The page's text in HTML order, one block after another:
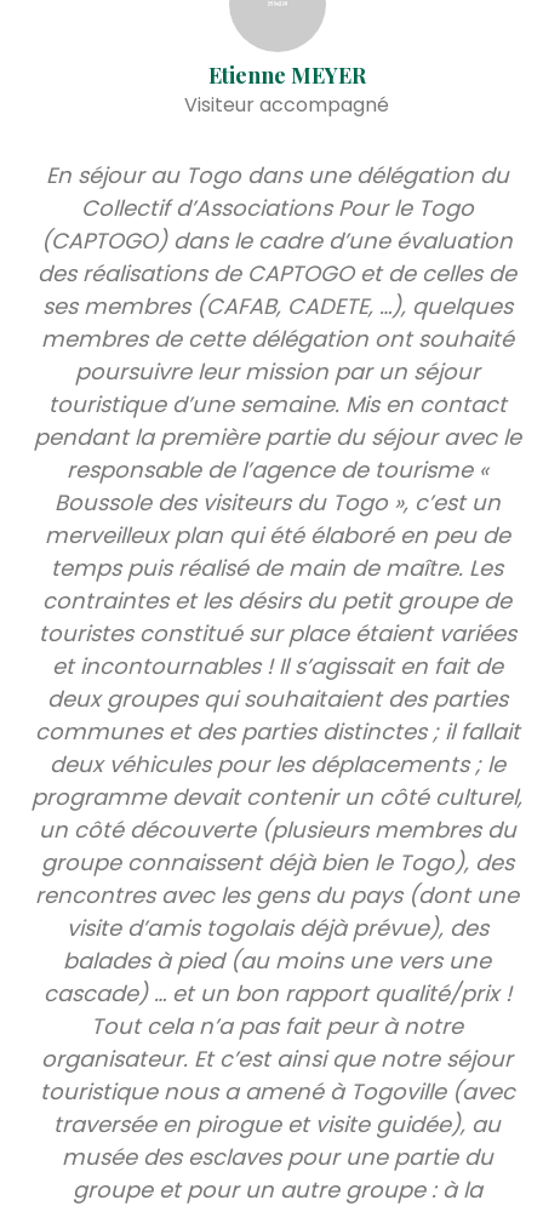
Etienne MEYER
Visiteur accompagné
En séjour au Togo dans une délégation du
Collectif d’Associations Pour le Togo
(CAPTOGO) dans le cadre d’une évaluation
des réalisations de CAPTOGO et de celles de
ses membres (CAFAB, CADETE, …), quelques
membres de cette délégation ont souhaité
poursuivre leur mission par un séjour
touristique d’une semaine. Mis en contact
pendant la première partie du séjour avec le
responsable de l’agence de tourisme «
Boussole des visiteurs du Togo », c’est un
merveilleux plan qui été élaboré en peu de
temps puis réalisé de main de maître. Les
contraintes et les désirs du petit groupe de
touristes constitué sur place étaient variées
et incontournables ! Il s’agissait en fait de
deux groupes qui souhaitaient des parties
communes et des parties distinctes ; il fallait
deux véhicules pour les déplacements ; le
programme devait contenir un côté culturel,
un côté découverte (plusieurs membres du
groupe connaissent déjà bien le Togo), des
rencontres avec les gens du pays (dont une
visite d’amis togolais déjà prévue), des
balades à pied (au moins une vers une
cascade) … et un bon rapport qualité/prix !
Tout cela n’a pas fait peur à notre
organisateur. Et c’est ainsi que notre séjour
touristique nous a amené à Togoville (avec
traversée en pirogue et visite guidée), au
musée des esclaves pour une partie du
groupe et pour un autre groupe : à la